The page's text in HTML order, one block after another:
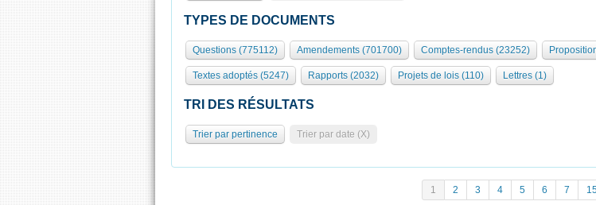
TYPES DE DOCUMENTS
Questions (775112) Amendements (701700) Comptes-rendus (23252)
Textes adoptés (5247) Rapports (2032) Projets de lois (110) Lettres (1)
TRI DES RÉSULTATS
Trier par pertinence Trier par date (X)
1 2 3 4 5 6 7